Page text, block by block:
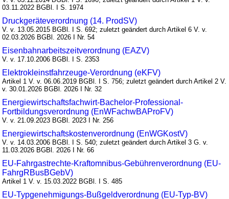
03.11.2022 BGBl. I S. 1974
Druckgeräteverordnung (14. ProdSV)
V. v. 13.05.2015 BGBl. I S. 692; zuletzt geändert durch Artikel 6 V. v.
02.03.2026 BGBl. 2026 I Nr. 54
Eisenbahnarbeitszeitverordnung (EAZV)
V. v. 17.10.2006 BGBl. I S. 2353
Elektrokleinstfahrzeuge-Verordnung (eKFV)
Artikel 1 V. v. 06.06.2019 BGBl. I S. 756; zuletzt geändert durch Artikel 2 V.
v. 30.01.2026 BGBl. 2026 I Nr. 32
Energiewirtschaftsfachwirt-Bachelor-Professional-
Fortbildungsverordnung (EnWFachwBAProFV)
V. v. 21.09.2023 BGBl. 2023 I Nr. 256
Energiewirtschaftskostenverordnung (EnWGKostV)
V. v. 14.03.2006 BGBl. I S. 540; zuletzt geändert durch Artikel 3 G. v.
11.03.2026 BGBl. 2026 I Nr. 66
EU-Fahrgastrechte-Kraftomnibus-Gebührenverordnung (EU-
FahrgRBusBGebV)
Artikel 1 V. v. 15.03.2022 BGBl. I S. 485
EU-Typgenehmigungs-Bußgeldverordnung (EU-Typ-BV)